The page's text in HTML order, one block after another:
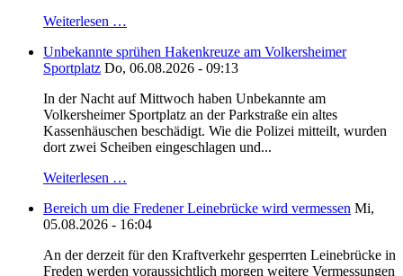
Weiterlesen …
Unbekannte sprühen Hakenkreuze am Volkersheimer
Sportplatz Do, 06.08.2026 - 09:13
In der Nacht auf Mittwoch haben Unbekannte am
Volkersheimer Sportplatz an der Parkstraße ein altes
Kassenhäuschen beschädigt. Wie die Polizei mitteilt, wurden
dort zwei Scheiben eingeschlagen und...
Weiterlesen …
Bereich um die Fredener Leinebrücke wird vermessen Mi,
05.08.2026 - 16:04
An der derzeit für den Kraftverkehr gesperrten Leinebrücke in
Freden werden voraussichtlich morgen weitere Vermessungen